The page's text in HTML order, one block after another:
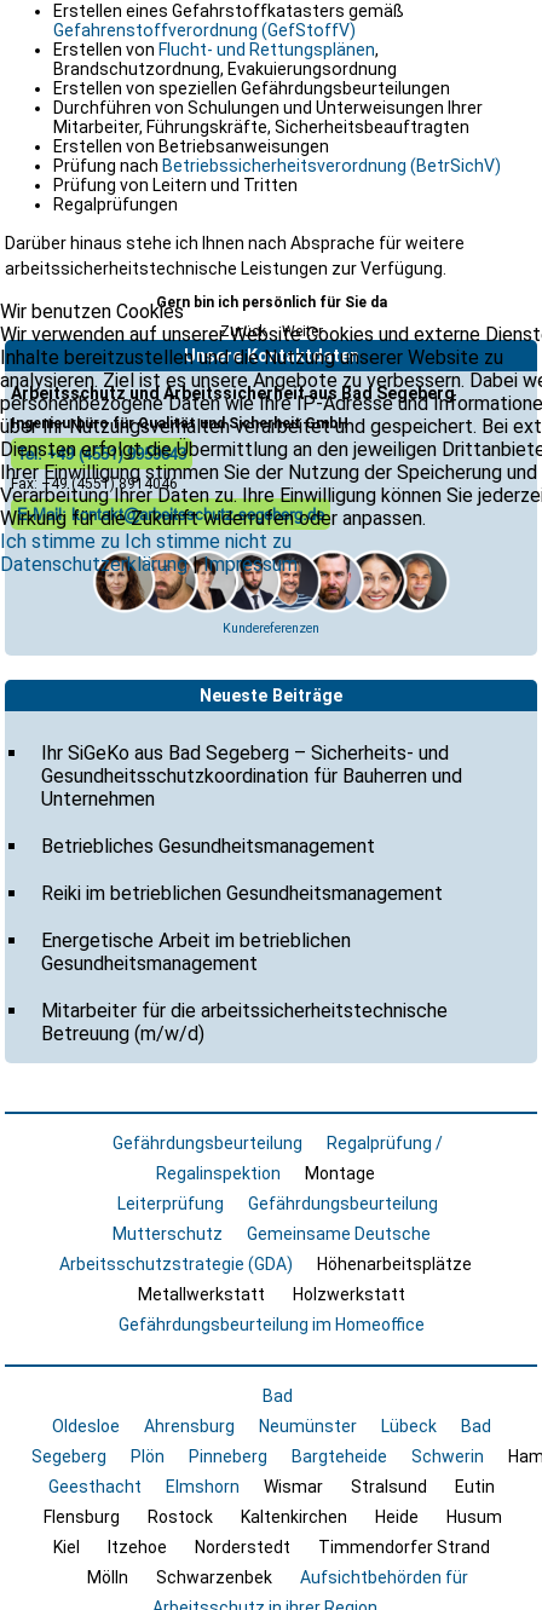
Erstellen eines Gefahrstoffkatasters gemäß
Gefahrenstoffverordnung (GefStoffV)
Erstellen von Flucht- und Rettungsplänen,
Brandschutzordnung, Evakuierungsordnung
Erstellen von speziellen Gefährdungsbeurteilungen
Durchführen von Schulungen und Unterweisungen Ihrer
Mitarbeiter, Führungskräfte, Sicherheitsbeauftragten
Erstellen von Betriebsanweisungen
Prüfung nach Betriebssicherheitsverordnung (BetrSichV)
Prüfung von Leitern und Tritten
Regalprüfungen
Darüber hinaus stehe ich Ihnen nach Absprache für weitere
arbeitssicherheitstechnische Leistungen zur Verfügung.
Gern bin ich persönlich für Sie da
Zurück
Weiter
Unsere Kontaktdaten
Arbeitsschutz und Arbeitssicherheit aus Bad Segeberg
Ingenieurbüro für Qualität und Sicherheit GmbH
Tel: +49 (4551) 9959643
Fax: +49 (4551) 8914046
E-Mail: kontakt@arbeitsschutz-segeberg.de
Kundereferenzen
Neueste Beiträge
Ihr SiGeKo aus Bad Segeberg – Sicherheits- und
Gesundheitsschutzkoordination für Bauherren und
Unternehmen
Betriebliches Gesundheitsmanagement
Reiki im betrieblichen Gesundheitsmanagement
Energetische Arbeit im betrieblichen
Gesundheitsmanagement
Mitarbeiter für die arbeitssicherheitstechnische
Betreuung (m/w/d)
Gefährdungsbeurteilung
Regalprüfung /
Regalinspektion
Montage
Leiterprüfung
Gefährdungsbeurteilung
Mutterschutz
Gemeinsame Deutsche
Arbeitsschutzstrategie (GDA)
Höhenarbeitsplätze
Metallwerkstatt
Holzwerkstatt
Gefährdungsbeurteilung im Homeoffice
Bad
Oldesloe
Ahrensburg Neumünster Lübeck
Bad
Segeberg
Plön Pinneberg Bargteheide Schwerin
Geesthacht
Elmshorn Wismar Stralsund
Eutin
Flensburg
Rostock Kaltenkirchen Heide
Husum
Kiel
Itzehoe Norderstedt
Timmendorfer Strand
Mölln
Schwarzenbek
Aufsichtbehörden für
Wir benutzen Cookies
Wir verwenden auf unserer Website Cookies und externe
Inhalte bereitzustellen und die Nutzung unserer Website zu
analysieren. Ziel ist es unsere Angebote zu verbessern. Dabei
personenbezogene Daten wie Ihre IP-Adresse und
über Ihr Nutzungsverhalten verarbeitet und gespeichert. Bei
Diensten erfolgt die Übermittlung an den jeweiligen
Ihrer Einwilligung stimmen Sie der Nutzung der Speicherung und
Verarbeitung Ihrer Daten zu. Ihre Einwilligung können Sie
Wirkung für die Zukunft widerrufen oder anpassen.
Ich stimme zu Ich stimme nicht zu
Datenschutzerklärung|Impressum